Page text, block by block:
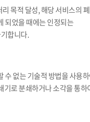
목적 달성, 해당 서비스의
되었을 때에는 인정되는
합니다.
수 없는 기술적 방법을 사용
기로 분쇄하거나 소각을 통하